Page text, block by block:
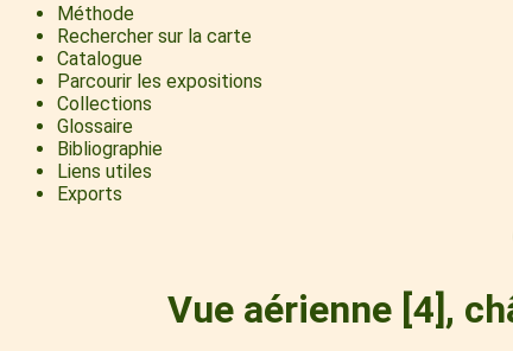
Méthode
Rechercher sur la carte
Catalogue
Parcourir les expositions
Collections
Glossaire
Bibliographie
Liens utiles
Exports
Vue aérienne [4],